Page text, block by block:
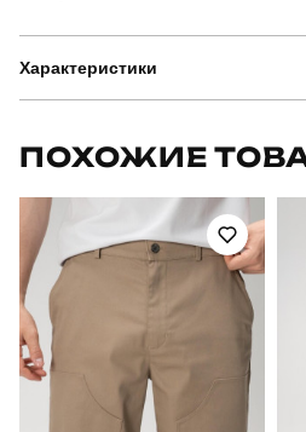
Характеристики
Артикул
Призначення
Стиль
ПОХОЖИЕ